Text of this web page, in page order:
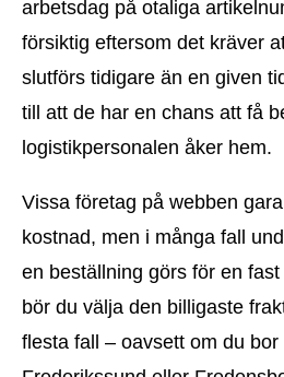
arbetsdag på otaliga
försiktig eftersom det kräver
slutförs tidigare än en given
till att de har en chans att få
logistikpersonalen åker hem.
Vissa företag på webben
kostnad, men i många fall
en beställning görs för en
bör du välja den billigaste
flesta fall – oavsett om du